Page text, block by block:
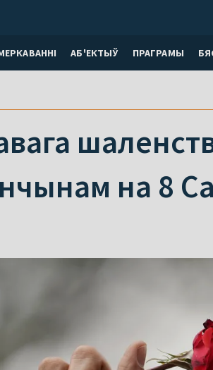
АБ'ЕКТЫЎ ПРАГРАМЫ
на 8